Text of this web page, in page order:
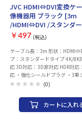
JVC HDMI⇔DVI変換ケ
像機器用 ブラック [3m
/HDMI⇔DVI /スタンダ
プ] VX-HD230
￥497 (税込)
ケーブル長：3m 形状：
プ：スタンダードタイプ 4K/8K
応 3D対応：3D非対応 HDR対応
応 ・強化シールドプラグ ・3重
・シールド・ツイストペア ・
（HDCP）に対応していない機
ンディスプレイなど）ではご使
ん。 必ずHDCP対応DVI端子が搭
(0)
カートに入れ